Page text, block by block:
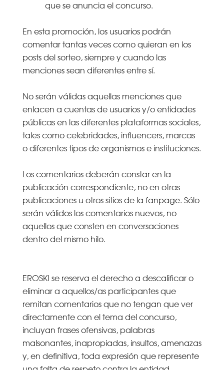
que se anuncia el concurso.
En esta promoción, los usuarios podrán
comentar tantas veces como quieran en los
posts del sorteo, siempre y cuando las
menciones sean diferentes entre sí.
No serán válidas aquellas menciones que
enlacen a cuentas de usuarios y/o entidades
públicas en las diferentes plataformas sociales,
tales como celebridades, influencers, marcas
o diferentes tipos de organismos e instituciones.
Los comentarios deberán constar en la
publicación correspondiente, no en otras
publicaciones u otros sitios de la fanpage. Sólo
serán válidos los comentarios nuevos, no
aquellos que consten en conversaciones
dentro del mismo hilo.
EROSKI se reserva el derecho a descalificar o
eliminar a aquellos/as participantes que
remitan comentarios que no tengan que ver
directamente con el tema del concurso,
incluyan frases ofensivas, palabras
malsonantes, inapropiadas, insultos, amenazas
y, en definitiva, toda expresión que represente